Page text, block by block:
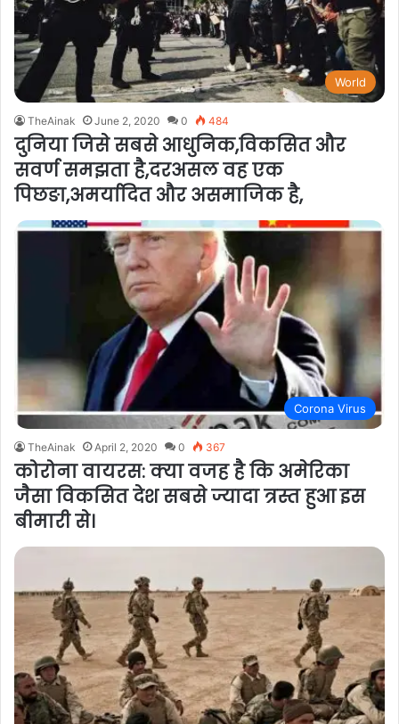
World
TheAinak June 2, 2020 0 484
दुनिया जिसे सबसे आधुनिक,विकसित और
सवर्ण समझता है,दरअसल वह एक
पिछङा,अमर्यादित और असमाजिक है,
Corona Virus
TheAinak April 2, 2020 0 367
कोरोना वायरस: क्या वजह है कि अमेरिका
जैसा विकसित देश सबसे ज्यादा त्रस्त हुआ इस
बीमारी से।